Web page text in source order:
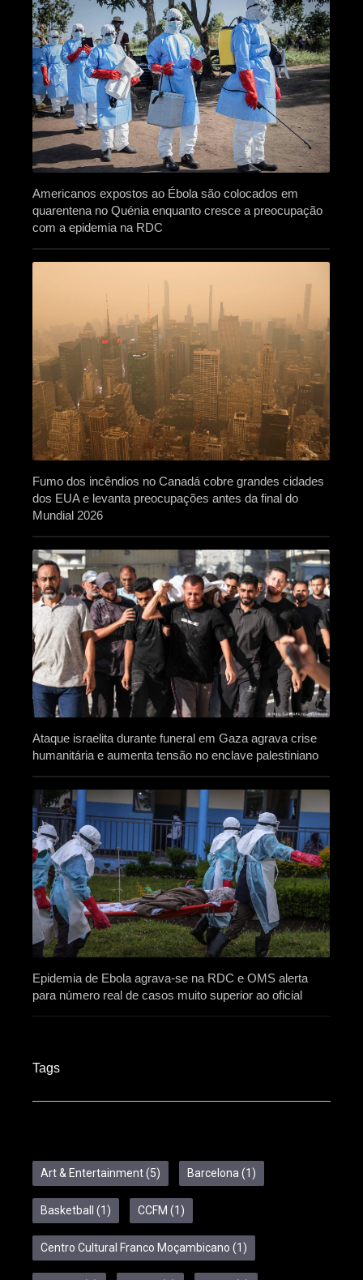
Americanos expostos ao Ébola são colocados em
quarentena no Quénia enquanto cresce a preocupação
com a epidemia na RDC
Fumo dos incêndios no Canadá cobre grandes cidades
dos EUA e levanta preocupações antes da final do
Mundial 2026
Ataque israelita durante funeral em Gaza agrava crise
humanitária e aumenta tensão no enclave palestiniano
Epidemia de Ebola agrava-se na RDC e OMS alerta
para número real de casos muito superior ao oficial
Tags
Art & Entertainment(5) Barcelona (1)
Basketball (1) CCFM (1)
Centro Cultural Franco Moçambicano (1)